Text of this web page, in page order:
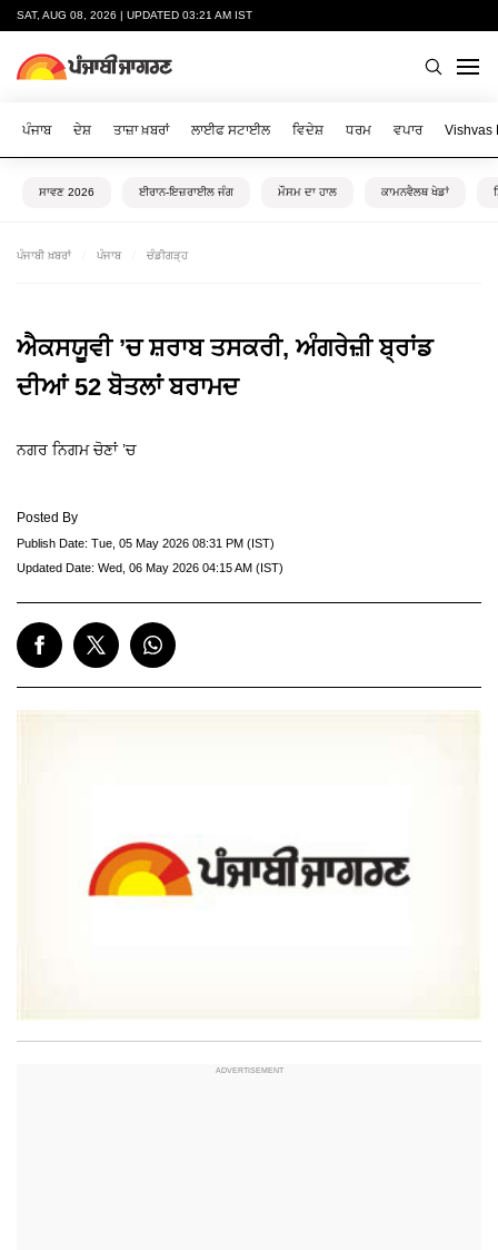
SAT, AUG 08, 2026 | UPDATED 03:21 AM IST
ਪੰਜਾਬ ਦੇਸ਼ ਤਾਜ਼ਾ ਖ਼ਬਰਾਂ ਲਾਈਫ ਸਟਾਈਲ ਵਿਦੇਸ਼ ਧਰਮ ਵਪਾਰ Vishvas
ਸਾਵਣ 2026 ਈਰਾਨ-ਇਜ਼ਰਾਈਲ ਜੰਗ ਮੌਸਮ ਦਾ ਹਾਲ ਕਾਮਨਵੈਲਥ ਖੇਡਾਂ
ਪੰਜਾਬੀ ਖ਼ਬਰਾਂ ਪੰਜਾਬ ਚੰਡੀਗੜ੍ਹ
ਐਕਸਯੂਵੀ ’ਚ ਸ਼ਰਾਬ ਤਸਕਰੀ, ਅੰਗਰੇਜ਼ੀ ਬ੍ਰਾਂਡ
ਦੀਆਂ 52 ਬੋਤਲਾਂ ਬਰਾਮਦ
ਨਗਰ ਨਿਗਮ ਚੋਣਾਂ ’ਚ
Posted By
Publish Date: Tue, 05 May 2026 08:31 PM (IST)
Updated Date: Wed, 06 May 2026 04:15 AM (IST)